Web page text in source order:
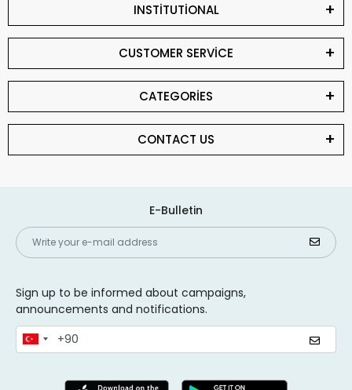
INSTİTUTİONAL
CUSTOMER SERVİCE
CATEGORİES
CONTACT US
E-Bulletin
Sign up to be informed about campaigns,
announcements and notifications.